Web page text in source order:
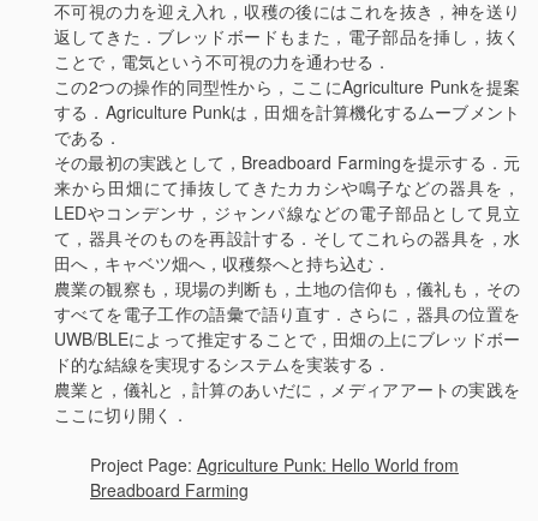
不可視の力を迎え入れ，収穫の後にはこれを抜き，神を送り
返してきた．ブレッドボードもまた，電子部品を挿し，抜く
ことで，電気という不可視の力を通わせる．
この2つの操作的同型性から，ここにAgriculture Punkを提案
する．Agriculture Punkは，田畑を計算機化するムーブメント
である．
その最初の実践として，Breadboard Farmingを提示する．元
来から田畑にて挿抜してきたカカシや鳴子などの器具を，
LEDやコンデンサ，ジャンパ線などの電子部品として見立
て，器具そのものを再設計する．そしてこれらの器具を，水
田へ，キャベツ畑へ，収穫祭へと持ち込む．
農業の観察も，現場の判断も，土地の信仰も，儀礼も，その
すべてを電子工作の語彙で語り直す．さらに，器具の位置を
UWB/BLEによって推定することで，田畑の上にブレッドボー
ド的な結線を実現するシステムを実装する．
農業と，儀礼と，計算のあいだに，メディアアートの実践を
ここに切り開く．
Project Page: Agriculture Punk: Hello World from
Breadboard Farming